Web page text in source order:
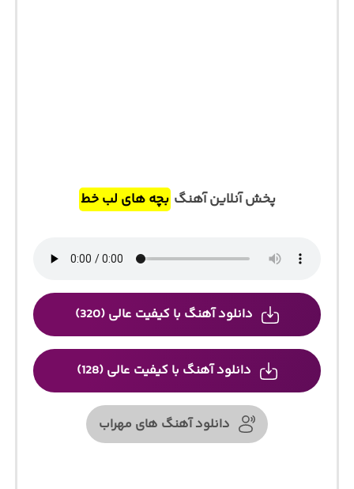
پخش آنلاین آهنگ بچه های لب خط
دانلود آهنگ با کیفیت عالی (320)
دانلود آهنگ با کیفیت عالی (128)
دانلود آهنگ های مهراب